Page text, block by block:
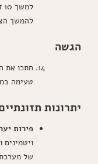
להמשך
הגשה
חתכו את
טעימה
יתרונות
פירות
ויטמינים
של